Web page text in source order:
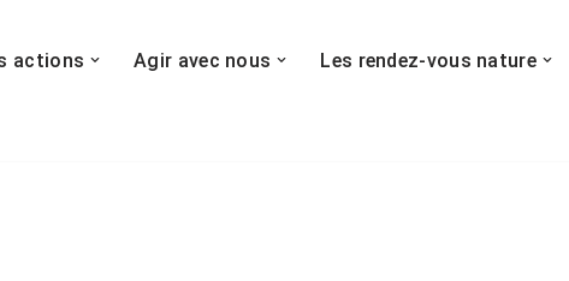
actions Agir avec nous Les rendez-vous nature